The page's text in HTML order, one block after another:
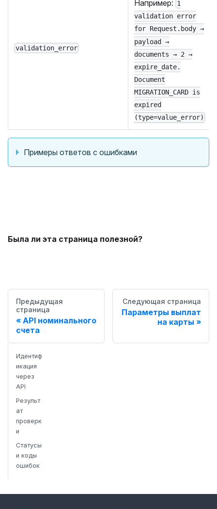
validation_error
Например: 1
validation error
for Request.body →
payload →
documents → 2 →
expire_date.
Document
MIGRATION_CARD is
expired
(type=value_error)
Примеры ответов с ошибками
Была ли эта страница полезной?
Предыдущая
страница
API номинального
счета
Следующая страница
Параметры выплат
на карты
Идентиф
икация
через
API
Результ
ат
проверк
и
Статусы
и коды
ошибок